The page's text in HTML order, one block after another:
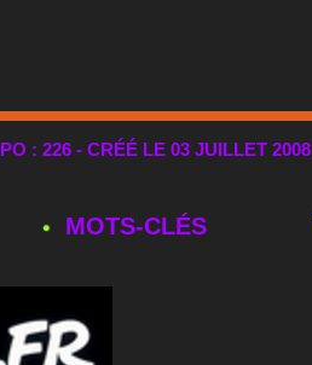
: 226 - CRÉÉ LE 03 JUILLET 2008
MOTS‑CLÉS